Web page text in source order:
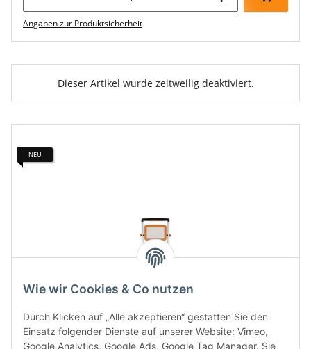
Wie wir Cookies & Co nutzen
Durch Klicken auf „Alle akzeptieren“ gestatten Sie den
Einsatz folgender Dienste auf unserer Website: Vimeo,
Google Analytics, Google Ads, Google Tag Manager. Sie
Angaben zur Produktsicherheit
Dieser Artikel wurde zeitweilig deaktiviert.
NEU